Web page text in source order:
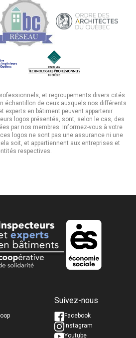
et regroupements divers cités
échantillon de ceux auxquels nos différents
experts en bâtiment peuvent appartenir
logos présentés, sont, selon le cas, des
par nos membres. Informez-vous à votre
logos ne sont pas une assurance ni une
soit, et appartiennent aux entreprises et
respectives.
Suivez-nous
Facebook
Instagram
Youtube